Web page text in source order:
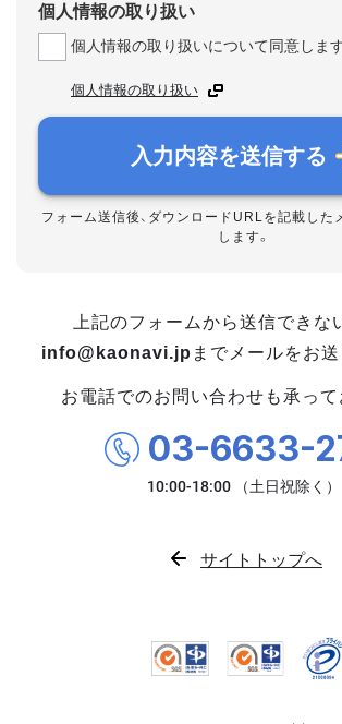
個人情報の取り扱い
個人情報の取り扱いについて同意します
個人情報の取り扱い
入力内容を送信する
フォーム送信後、ダウンロードURLを記載した
します。
上記のフォームから送信できな
info@kaonavi.jp までメールをお送
お電話でのお問い合わせも承って
03-6633-
サイトトップへ